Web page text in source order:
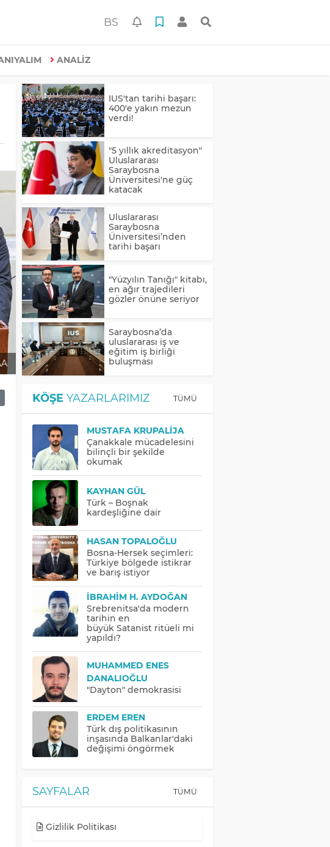
BS
ANALİZ
IUS'tan tarihi başarı:
400'e yakın mezun
verdi!
"5 yıllık akreditasyon"
Uluslararası
Saraybosna
Üniversitesi'ne güç
katacak
Uluslararası
Saraybosna
Üniversitesi’nden
tarihi başarı
"Yüzyılın Tanığı" kitabı,
en ağır trajedileri
gözler önüne seriyor
Saraybosna’da
uluslararası iş ve
eğitim iş birliği
buluşması
KÖŞE YAZARLARIMIZ TÜMÜ
MUSTAFA KRUPALIJA
Çanakkale mücadelesini
bilinçli bir şekilde
okumak
KAYHAN GÜL
Türk – Boşnak
kardeşliğine dair
HASAN TOPALOĞLU
Bosna-Hersek seçimleri:
Türkiye bölgede istikrar
ve barış istiyor
İBRAHIM H. AYDOĞAN
Srebrenitsa'da modern
tarihin en
büyük Satanist ritüeli mi
yapıldı?
MUHAMMED ENES
DANALIOĞLU
"Dayton" demokrasisi
ERDEM EREN
Türk dış politikasının
inşasında Balkanlar'daki
değişimi öngörmek
SAYFALAR TÜMÜ
Gizlilik Politikası